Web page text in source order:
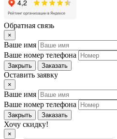
Обратная связь
×
Ваше имя
Ваше номер телефона
Закрыть Заказать
Оставить заявку
×
Ваше имя
Ваше номер телефона
Закрыть Заказать
Хочу скидку!
×